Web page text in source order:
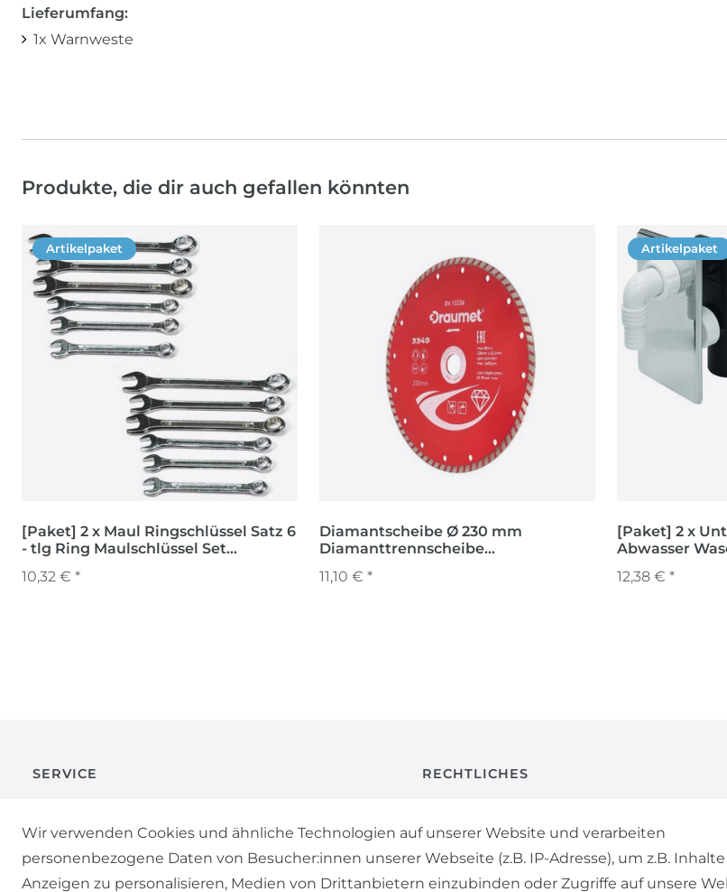
Lieferumfang:
1x Warnweste
Produkte, die dir auch gefallen könnten
Artikelpaket
[Paket] 2 x Maul Ringschlüssel Satz 6
- tlg Ring Maulschlüssel Set
10,32 € *
Diamantscheibe Ø 230 mm
Diamanttrennscheibe
11,10 € *
Artikelpaket
[Paket] 2 x
Abwasser
12,38 € *
SERVICE
ZAHLUNG & VERSAND
RECHTLICHES
WIDERRUFSRECHT
Wir verwenden Cookies und ähnliche Technologien auf unserer Website und verarbeiten
personenbezogene Daten von Besucher:innen unserer Webseite (z.B. IP-Adresse), um z.B.
Anzeigen zu personalisieren, Medien von Drittanbietern einzubinden oder Zugriffe auf unsere